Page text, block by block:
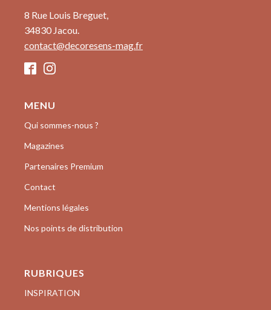
8 Rue Louis Breguet,
34830 Jacou.
contact@decoresens-mag.fr
MENU
Qui sommes-nous ?
Magazines
Partenaires Premium
Contact
Mentions légales
Nos points de distribution
RUBRIQUES
INSPIRATION